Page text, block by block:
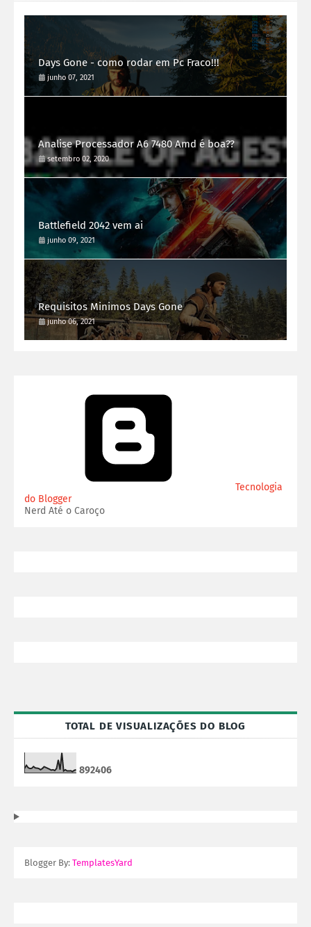
Days Gone - como rodar em Pc Fraco!!!
junho 07, 2021
Analise Processador A6 7480 Amd é boa??
setembro 02, 2020
Battlefield 2042 vem ai
junho 09, 2021
Requisitos Minimos Days Gone
junho 06, 2021
Tecnologia
do Blogger
Nerd Até o Caroço
TOTAL DE VISUALIZAÇÕES DO BLOG
892406
Blogger By: TemplatesYard